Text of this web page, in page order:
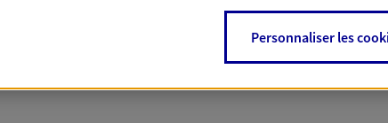
Personnaliser les